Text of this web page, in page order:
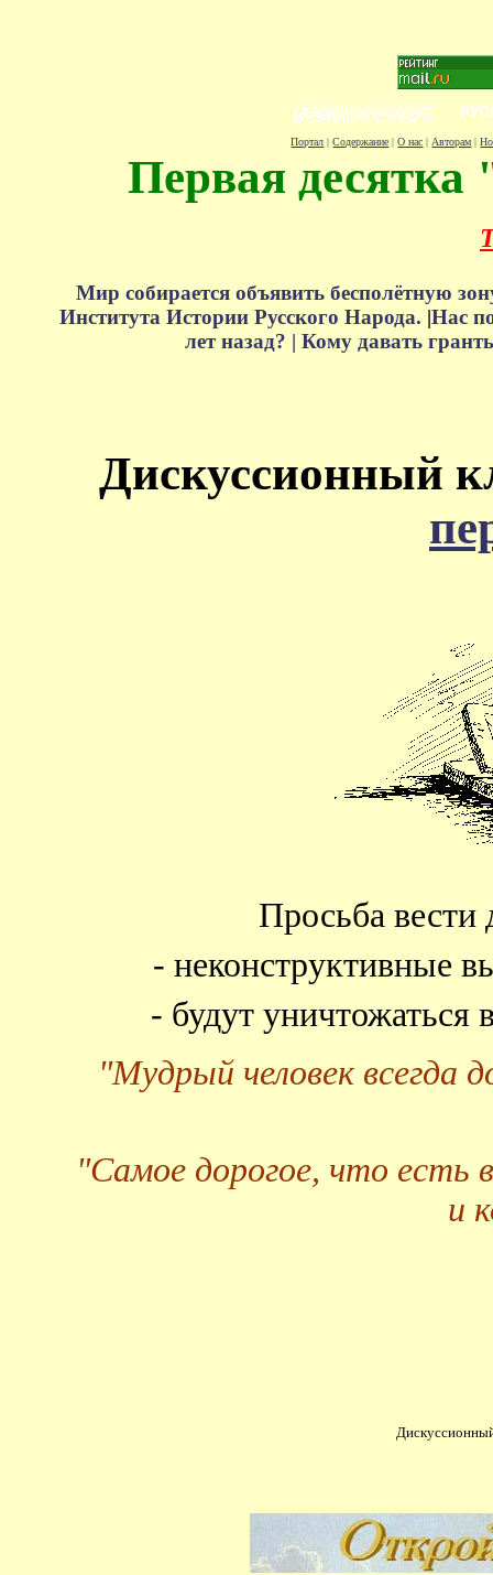
Портал |Содержание |О нас | Авторам |
Первая десятка
Мир собирается объявить бесполётную
Института Истории Русского Народа. |Нас
лет назад? |Кому давать
Дискуссионный
Просьба вести
- неконструктивные
- будут
"Мудрый человек всегда
"Самое дорогое, что есть
и